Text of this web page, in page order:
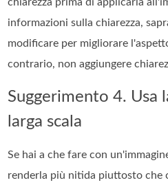
informazioni sulla chiarezza,
modificare per migliorare
contrario, non aggiungere
Suggerimento 4. Usa
larga scala
Se hai a che fare con
renderla più nitida piuttosto che